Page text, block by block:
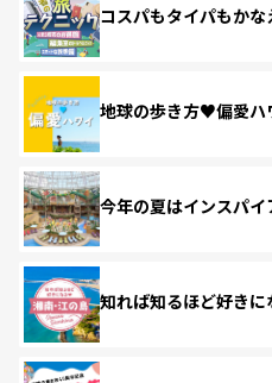
コスパもタイパもか
地球の歩き方♥偏愛ハ
今年の夏はインスパイ
知れば知るほど好き